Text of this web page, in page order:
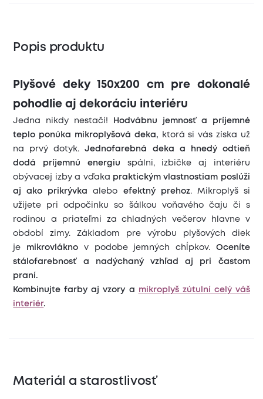
Popis produktu
Plyšové deky 150x200 cm pre dokonalé
pohodlie aj dekoráciu interiéru
Jedna nikdy nestačí!
Hodvábnu jemnosť a príjemné
teplo ponúka mikroplyšová deka, ktorá si vás získa už
na prvý dotyk.Jednofarebná deka a hnedý odtieň
dodá príjemnú energiu spálni, izbičke aj interiéru
obývacej izby a vďaka praktickým vlastnostiam poslúži
aj ako prikrývka
alebo efektný prehoz. Mikroplyš si
užijete pri odpočinku so šálkou voňavého čaju či s
rodinou a priateľmi za chladných večerov hlavne v
období zimy. Základom pre výrobu plyšových diek
je mikrovlákno v podobe jemných chĺpkov. Oceníte
stálofarebnosť a nadýchaný vzhľad aj pri častom
praní.
Kombinujte farby aj vzory a
mikroplyš zútulní celý váš
interiér.
Materiál a starostlivosť